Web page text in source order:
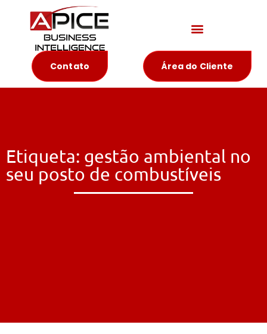
Contato Área do Cliente
Etiqueta: gestão ambiental no
seu posto de combustíveis